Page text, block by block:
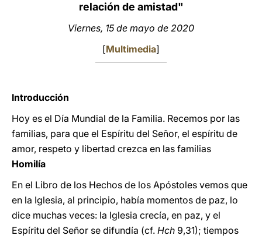
relación de amistad"
Viernes, 15 de mayo de 2020
[Multimedia]
Introducción
Hoy es el Día Mundial de la Familia. Recemos por las
familias, para que el Espíritu del Señor, el espíritu de
amor, respeto y libertad crezca en las familias
Homilía
En el Libro de los Hechos de los Apóstoles vemos que
en la Iglesia, al principio, había momentos de paz, lo
dice muchas veces: la Iglesia crecía, en paz, y el
Espíritu del Señor se difundía (cf. Hch 9,31); tiempos